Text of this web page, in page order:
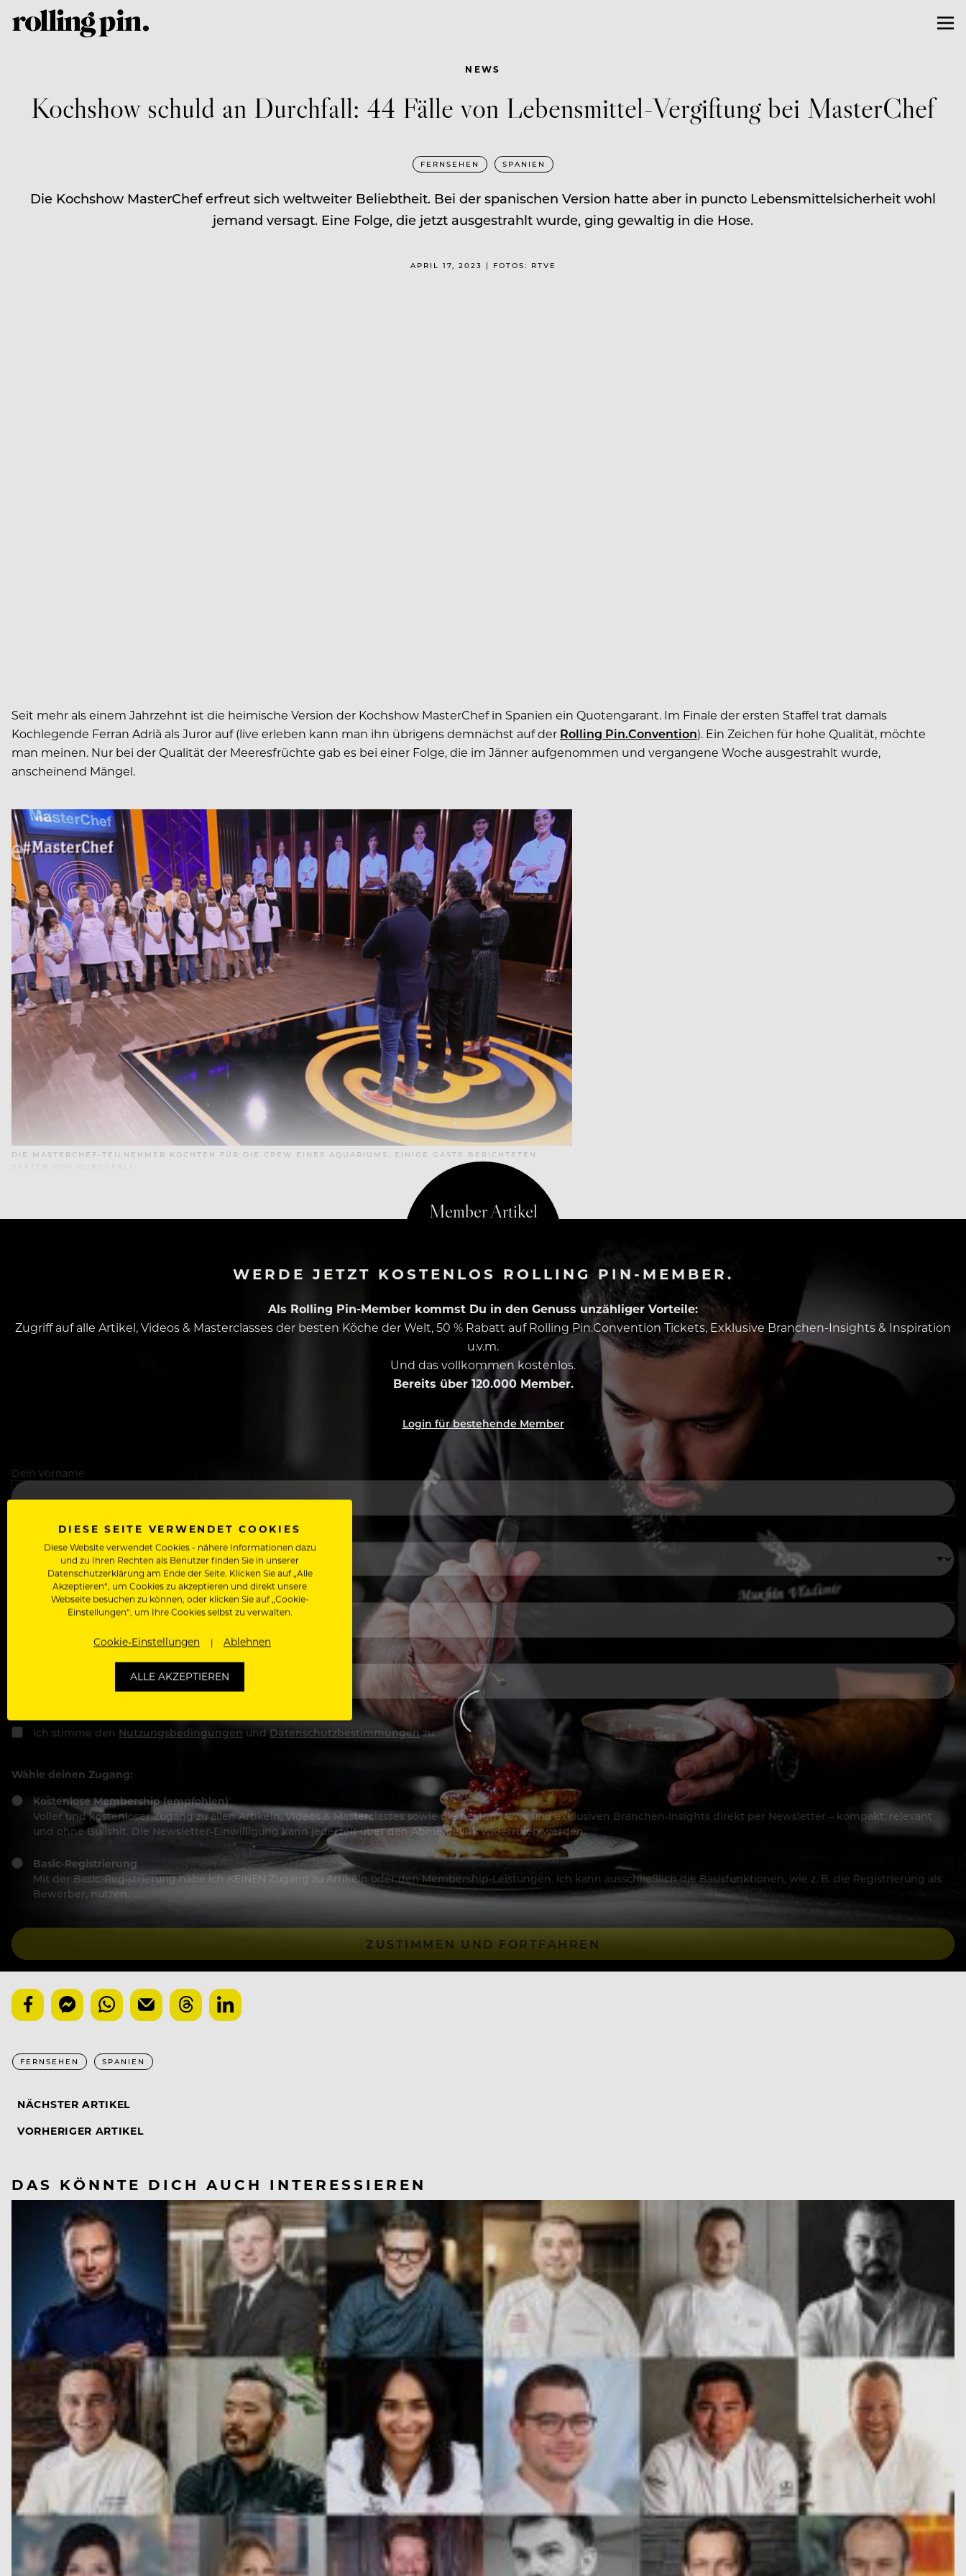
NEWS
Kochshow schuld an Durchfall: 44 Fälle von Lebensmittel-Vergiftung bei MasterChef
FERNSEHEN SPANIEN
Die Kochshow MasterChef erfreut sich weltweiter Beliebtheit. Bei der spanischen Version hatte aber in puncto Lebensmittelsicherheit wohl
jemand versagt. Eine Folge, die jetzt ausgestrahlt wurde, ging gewaltig in die Hose.
APRIL 17, 2023 | FOTOS: RTVE
Seit mehr als einem Jahrzehnt ist die heimische Version der Kochshow MasterChef in Spanien ein Quotengarant. Im Finale der ersten Staffel trat damals
Kochlegende Ferran Adrià als Juror auf (live erleben kann man ihn übrigens demnächst auf der Rolling Pin.Convention). Ein Zeichen für hohe Qualität, möchte
man meinen. Nur bei der Qualität der Meeresfrüchte gab es bei einer Folge, die im Jänner aufgenommen und vergangene Woche ausgestrahlt wurde,
anscheinend Mängel.
DIE MASTERCHEF-TEILNEHMER KOCHTEN FÜR DIE CREW EINES AQUARIUMS, EINIGE GÄSTE BERICHTETEN
WERDE JETZT KOSTENLOS ROLLING PIN-MEMBER.
Als Rolling Pin-Member kommst Du in den Genuss unzähliger Vorteile:
Zugriff auf alle Artikel, Videos & Masterclasses der besten Köche der Welt, 50 % Rabatt auf Rolling Pin.Convention Tickets, Exklusive Branchen-Insights & Inspiration
u.v.m.
Und das vollkommen kostenlos.
Bereits über 120.000 Member.
Login für bestehende Member
Dein Vorname
In welchem Bereich arbeitest du
Deine E-Mail Adresse
Ich stimme den Nutzungsbedingungen und Datenschutzbestimmungenzu.
Wähle deinen Zugang:
Kostenlose Membership (empfohlen)
Voller und kostenloser Zugang zu allen Artikeln, Videos & Masterclasses sowie die besten News und exklusiven Branchen-Insights direkt per Newsletter – kompakt, relevant
und ohne Bullshit. Die Newsletter-Einwilligung kann jederzeit über den Abmeldelink widerrufen werden.
Basic-Registrierung
Mit der Basic-Registrierung habe ich KEINEN Zugang zu Artikeln oder den Membership-Leistungen. Ich kann ausschließlich die Basisfunktionen, wie z. B. die Registrierung als
Bewerber, nutzen.
ZUSTIMMEN UND FORTFAHREN
FERNSEHEN SPANIEN
NÄCHSTER ARTIKEL
VORHERIGER ARTIKEL
DAS KÖNNTE DICH AUCH INTERESSIEREN
DIESE SEITE VERWENDET COOKIES
Diese Website verwendet Cookies - nähere Informationen dazu
und zu Ihren Rechten als Benutzer finden Sie in unserer
Datenschutzerklärung am Ende der Seite. Klicken Sie auf „Alle
Akzeptieren“, um Cookies zu akzeptieren und direkt unsere
Webseite besuchen zu können, oder klicken Sie auf „Cookie-
Einstellungen“, um Ihre Cookies selbst zu verwalten.
Cookie-Einstellungen Ablehnen
ALLE AKZEPTIEREN